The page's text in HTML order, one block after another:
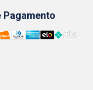
Pagamento